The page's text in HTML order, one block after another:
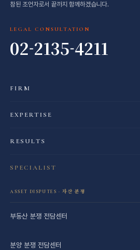
참된 조언자로서 끝까지 함께하겠습니다.
LEGAL CONSULTATION
02-2135-4211
FIRM
EXPERTISE
RESULTS
SPECIALIST
ASSET DISPUTES · 자산 분쟁
부동산 분쟁 전담센터
분양 분쟁 전담센터